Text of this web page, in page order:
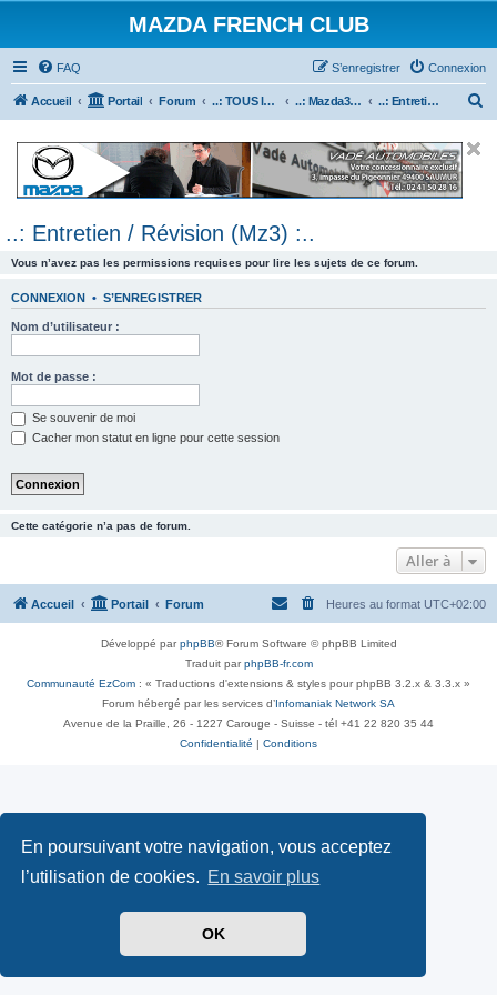
En poursuivant votre navigation, vous acceptez
l’utilisation de cookies. En savoir plus
OK
MAZDA FRENCH CLUB
FAQ Connexion
S’enregistrer
Accueil Portail Forum ..: TOUS les Véhicules MAZDA :.. ..: Mazda3 :.. ..: Entretien / Révision (Mz3) :..
e
..: Entretien / Révision (Mz3) :..
Vous n’avez pas les permissions requises pour lire les sujets de ce forum.
CONNEXION • S’ENREGISTRER
Nom d’utilisateur :
Mot de passe :
Se souvenir de moi
Cacher mon statut en ligne pour cette session
Cette catégorie n’a pas de forum.
Aller à
Accueil Portail Forum Heures au format UTC+02:00
Développé parphpBB® Forum Software © phpBB Limited
Traduit parphpBB-fr.com
Communauté EzCom : « Traductions d'extensions & styles pour phpBB 3.2.x & 3.3.x »
Forum hébergé par les services d’ Infomaniak Network SA
Avenue de la Praille, 26 - 1227 Carouge - Suisse - tél +41 22 820 35 44
Confidentialité
Conditions